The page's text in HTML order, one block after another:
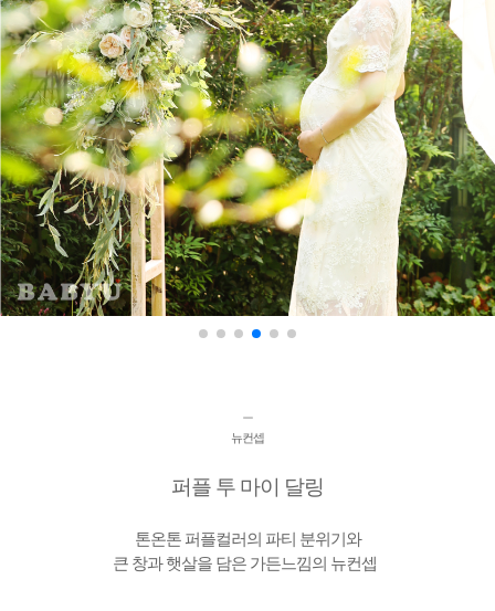
ㅡ
뉴컨셉
퍼플 투 마이 달링
톤온톤 퍼플컬러의 파티 분위기와
큰 창과 햇살을 담은 가든느낌의 뉴컨셉